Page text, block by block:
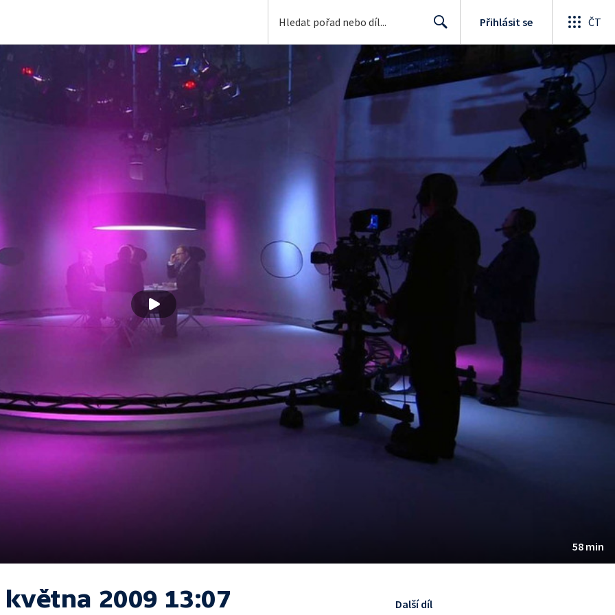
Search
Přihlásit se ČT
58 min
května 2009 13:07 Další díl